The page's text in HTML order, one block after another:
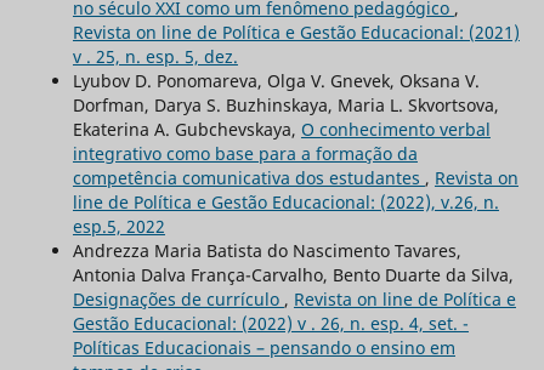
no século XXI como um fenômeno pedagógico ,
Revista on line de Política e Gestão Educacional: (2021)
v . 25, n. esp. 5, dez.
Lyubov D. Ponomareva, Olga V. Gnevek, Oksana V.
Dorfman, Darya S. Buzhinskaya, Maria L. Skvortsova,
Ekaterina A. Gubchevskaya, O conhecimento verbal
integrativo como base para a formação da
competência comunicativa dos estudantes , Revista on
line de Política e Gestão Educacional: (2022), v.26, n.
esp.5, 2022
Andrezza Maria Batista do Nascimento Tavares,
Antonia Dalva França-Carvalho, Bento Duarte da Silva,
Designações de currículo , Revista on line de Política e
Gestão Educacional: (2022) v . 26, n. esp. 4, set. -
Políticas Educacionais – pensando o ensino em